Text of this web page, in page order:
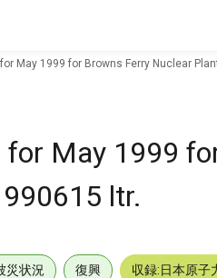
May 1999 for Browns Ferry Nuclear
May 1999
ltr.
災状況 復興 収録:日本原子